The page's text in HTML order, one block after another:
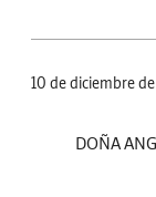
10 de diciembre
DOÑA